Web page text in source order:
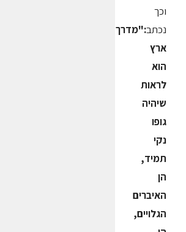
וכך
נכתב:"מדרך
ארץ
הוא
לראות
שיהיה
גופו
נקי
תמיד,
הן
האיברים
הגלויים,